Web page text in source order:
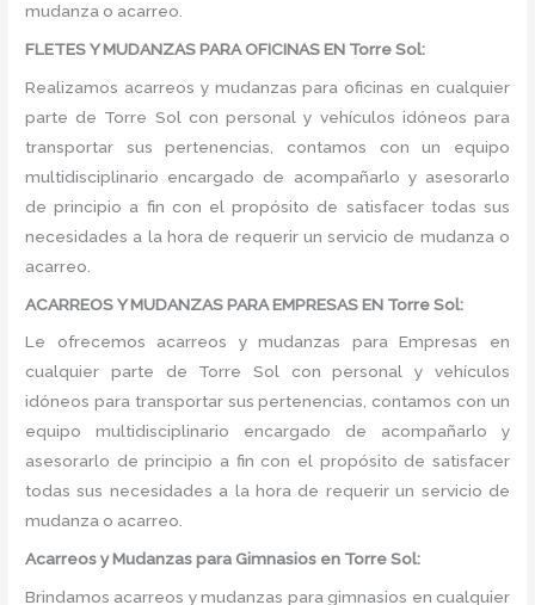
mudanza o acarreo.
FLETES Y MUDANZAS PARA OFICINAS EN Torre Sol:
Realizamos acarreos y mudanzas para oficinas en cualquier
parte de Torre Sol con personal y vehículos idóneos para
transportar sus pertenencias, contamos con un equipo
multidisciplinario encargado de acompañarlo y asesorarlo
de principio a fin con el propósito de satisfacer todas sus
necesidades a la hora de requerir un servicio de mudanza o
acarreo.
ACARREOS Y MUDANZAS PARA EMPRESAS EN Torre Sol:
Le ofrecemos acarreos y mudanzas para Empresas en
cualquier parte de Torre Sol con personal y vehículos
idóneos para transportar sus pertenencias, contamos con un
equipo multidisciplinario encargado de acompañarlo y
asesorarlo de principio a fin con el propósito de satisfacer
todas sus necesidades a la hora de requerir un servicio de
mudanza o acarreo.
Acarreos y Mudanzas para Gimnasios en Torre Sol:
Brindamos acarreos y mudanzas para gimnasios en cualquier